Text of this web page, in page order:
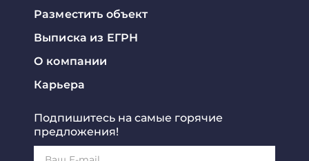
Разместить объект
Выписка из ЕГРН
О компании
Карьера
Подпишитесь на самые горячие
предложения!